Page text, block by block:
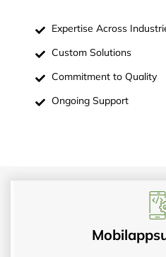
Expertise Across
Custom Solutions
Commitment to Quality
Ongoing Support